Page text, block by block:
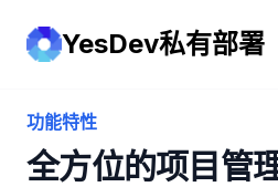
YesDevYesDev私有部署
功能特性
全方位的项目管